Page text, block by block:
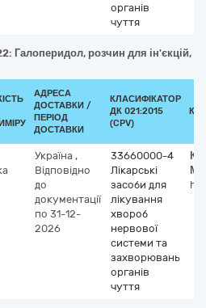
органів
чуття
Галоперидол, розчин для ін'єкцій,
АДРЕСА
ДОСТАВКИ /
ПЕРІОД
ДОСТАВКИ
КЛАСИФІКАТОР
ДК 021:2015
(CPV)
Україна ,
Відповідно
до
документації
по 31-12-
2026
33660000-4
Лікарські
засоби для
лікування
хвороб
нервової
системи та
захворювань
органів
чуття